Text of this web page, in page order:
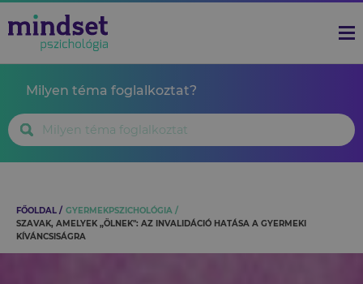
Milyen téma foglalkoztat?
FŐOLDAL
GYERMEKPSZICHOLÓGIA
SZAVAK, AMELYEK „ÖLNEK": AZ INVALIDÁCIÓ HATÁSA A GYERMEKI
KÍVÁNCSISÁGRA